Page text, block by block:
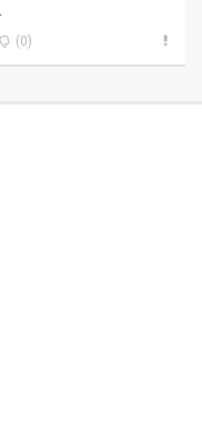
(0)